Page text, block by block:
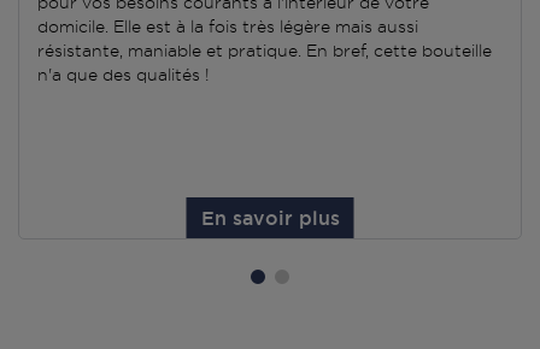
domicile. Elle est à la fois très légère mais aussi
résistante, maniable et pratique. En bref, cette bouteille
n'a que des qualités !
En savoir plus